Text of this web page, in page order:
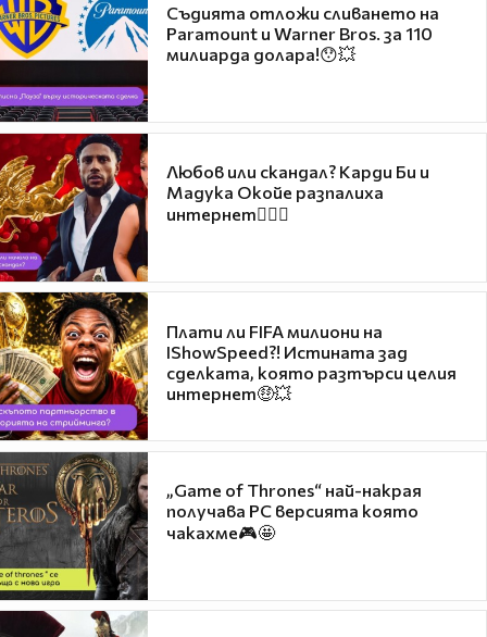
Съдията отложи сливането на
Paramount и Warner Bros. за 110
милиарда долара!😯💥
Любов или скандал? Карди Би и
Мадука Окойе разпалиха
интернет❤️‍🔥🔥
Плати ли FIFA милиони на
IShowSpeed?! Истината зад
сделката, която разтърси целия
интернет🤑💥
„Game of Thrones“ най-накрая
получава PC версията която
чакахме🎮🤩